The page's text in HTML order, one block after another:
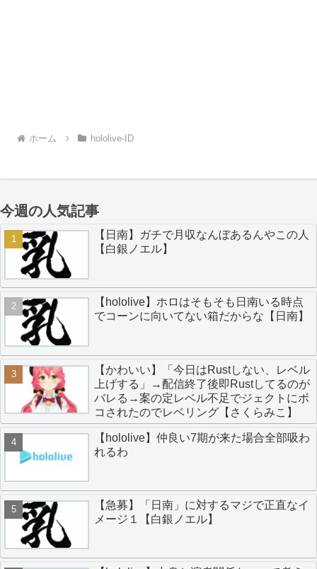
ホーム hololive-ID
今週の人気記事
【日南】ガチで月収なんぼあるんやこの人
【白銀ノエル】
【hololive】ホロはそもそも日南いる時点
でコーンに向いてない箱だからな【日南】
【かわいい】「今日はRustしない、レベル
上げする」→配信終了後即Rustしてるのが
バレる→案の定レベル不足でジェクトにボ
コされたのでレベリング【さくらみこ】
【hololive】仲良い7期が来た場合全部吸わ
れるわ
【急募】「日南」に対するマジで正直なイ
メージ１【白銀ノエル】